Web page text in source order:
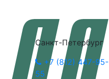
Санкт-Петербург
+7 (812) 447-95-
55